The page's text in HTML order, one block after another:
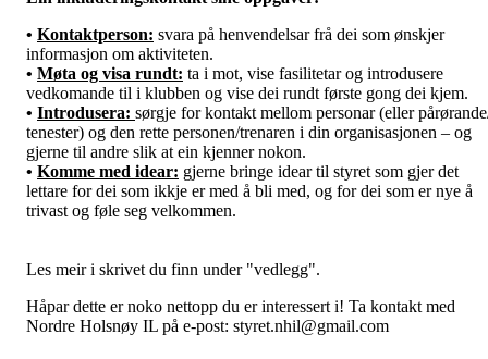
• Kontaktperson: svara på henvendelsar frå dei som ønskjer
informasjon om aktiviteten.
• Møta og visa rundt: ta i mot, vise fasilitetar og introdusere
vedkomande til i klubben og vise dei rundt første gong dei kjem.
• Introdusera: sørgje for kontakt mellom personar (eller
tenester) og den rette personen/trenaren i din organisasjonen – og
gjerne til andre slik at ein kjenner nokon.
• Komme med idear: gjerne bringe idear til styret som gjer det
lettare for dei som ikkje er med å bli med, og for dei som er nye å
trivast og føle seg velkommen.
Les meir i skrivet du finn under "vedlegg".
Håpar dette er noko nettopp du er interessert i! Ta kontakt med
Nordre Holsnøy IL på e-post: styret.nhil@gmail.com